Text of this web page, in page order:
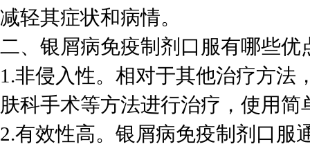
减轻其症状和病情。
二、银屑病免疫制剂口服有哪些优
1.非侵入性。相对于其他治疗方法
肤科手术等方法进行治疗，使用简
2.有效性高。银屑病免疫制剂口服